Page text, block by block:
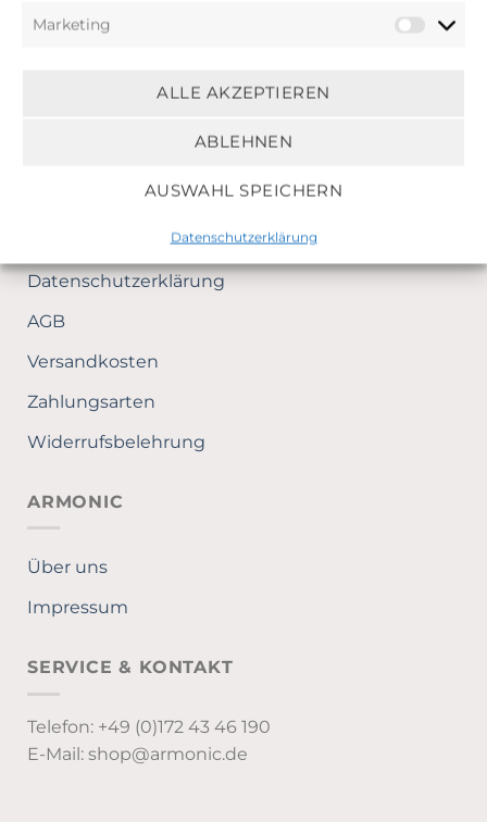
Marketing
ALLE AKZEPTIEREN
ABLEHNEN
AUSWAHL SPEICHERN
Datenschutzerklärung
Datenschutzerklärung
AGB
Versandkosten
Zahlungsarten
Widerrufsbelehrung
ARMONIC
Über uns
Impressum
SERVICE & KONTAKT
Telefon: +49 (0)172 43 46 190
E-Mail: shop@armonic.de